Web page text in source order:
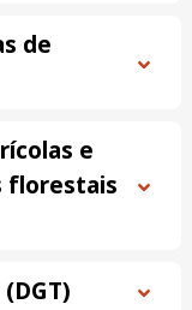
de
e
florestais